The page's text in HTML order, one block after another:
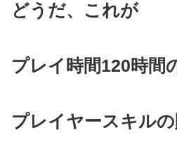
どうだ、これが
プレイ時間120時間
プレイヤースキルの